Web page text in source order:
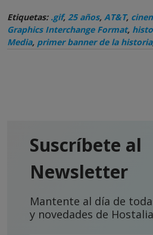
Etiquetas: .gif, 25 años, AT&T,
Graphics Interchange Format,
Media, primer banner de la historia
Suscríbete al
Newsletter
Mantente al día de
y novedades de